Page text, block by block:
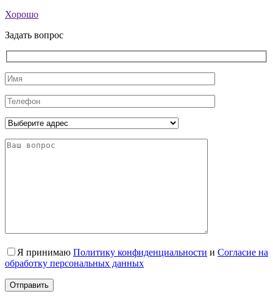
Хорошо
Задать вопрос
Я принимаю Политику конфиденциальности и Согласие на
обработку персональных данных